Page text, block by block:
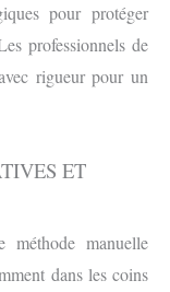
pour protéger
professionnels de
rigueur pour un
ET
méthode manuelle
dans les coins